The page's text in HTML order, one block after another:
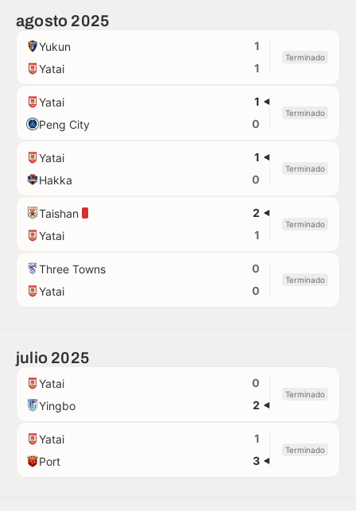
agosto 2025
Yukun
1
Yatai
1
Terminado
Yatai
1
Peng City
0
Terminado
Yatai
1
Hakka
0
Terminado
Taishan
2
Yatai
1
Terminado
Three Towns
0
Yatai
0
Terminado
julio 2025
Yatai
0
Yingbo
2
Terminado
Yatai
1
Port
3
Terminado